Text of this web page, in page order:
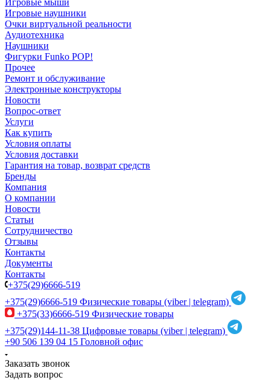
Игровые мыши
Игровые наушники
Очки виртуальной реальности
Аудиотехника
Наушники
Фигурки Funko POP!
Прочее
Ремонт и обслуживание
Электронные конструкторы
Новости
Вопрос-ответ
Услуги
Как купить
Условия оплаты
Условия доставки
Гарантия на товар, возврат средств
Бренды
Компания
О компании
Новости
Статьи
Сотрудничество
Отзывы
Контакты
Документы
Контакты
+375(29)6666-519
+375(29)6666-519 Физические товары (viber | telegram)
+375(33)6666-519 Физические товары
+375(29)144-11-38 Цифровые товары (viber | telegram)
+90 506 139 04 15 Головной офис
Заказать звонок
Задать вопрос